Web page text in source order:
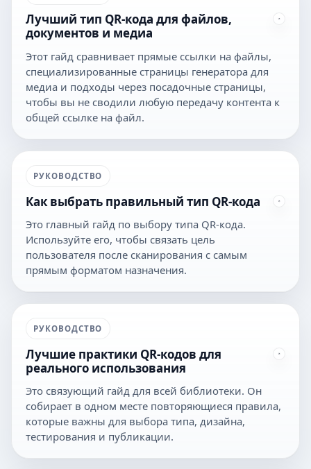
Лучший тип QR-кода для файлов,
документов и медиа
Этот гайд сравнивает прямые ссылки на файлы,
специализированные страницы генератора для
медиа и подходы через посадочные страницы,
чтобы вы не сводили любую передачу контента к
общей ссылке на файл.
РУКОВОДСТВО
Как выбрать правильный тип QR-кода
Это главный гайд по выбору типа QR-кода.
Используйте его, чтобы связать цель
пользователя после сканирования с самым
прямым форматом назначения.
РУКОВОДСТВО
Лучшие практики QR-кодов для
реального использования
Это связующий гайд для всей библиотеки. Он
собирает в одном месте повторяющиеся правила,
которые важны для выбора типа, дизайна,
тестирования и публикации.